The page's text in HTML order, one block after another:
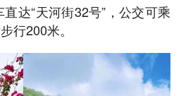
达“天河街32号”，公交可乘
行200米。